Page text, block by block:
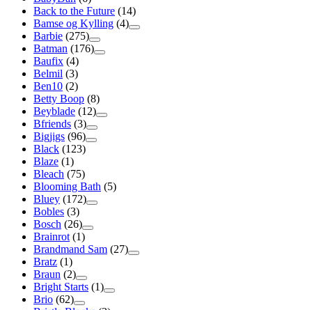
Back to the Future (14)
Bamse og Kylling (4)
Barbie (275)
Batman (176)
Baufix (4)
Belmil (3)
Ben10 (2)
Betty Boop (8)
Beyblade (12)
Bfriends (3)
Bigjigs (96)
Black (123)
Blaze (1)
Bleach (75)
Blooming Bath (5)
Bluey (172)
Bobles (3)
Bosch (26)
Brainrot (1)
Brandmand Sam (27)
Bratz (1)
Braun (2)
Bright Starts (1)
Brio (62)